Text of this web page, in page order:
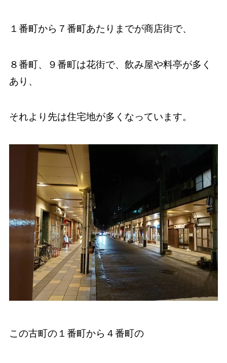
１番町から７番町あたりまでが商店街で、
８番町、９番町は花街で、飲み屋や料亭が多く
あり、
それより先は住宅地が多くなっています。
この古町の１番町から４番町の